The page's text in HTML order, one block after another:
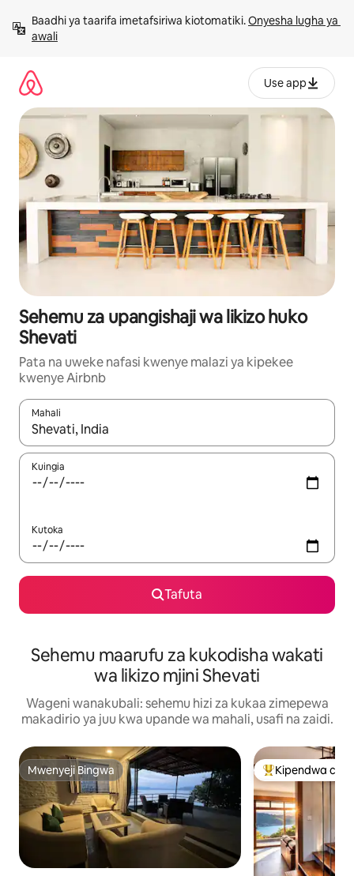
kwenda
kwenye
Baadhi ya taarifa imetafsiriwa kiotomatiki. Onyesha lugha ya
awali
Use app
Sehemu za upangishaji wa likizo huko
Shevati
Pata na uweke nafasi kwenye malazi ya kipekee
kwenye Airbnb
Mahali
Wakati matokeo yanapatikana, vinjari kwa kutumia vitufe vya
Kuingia
Kutoka
Tafuta
Sehemu maarufu za kukodisha wakati
wa likizo mjini Shevati
Wageni wanakubali: sehemu hizi za kukaa zimepewa
makadirio ya juu kwa upande wa mahali, usafi na zaidi.
Mwenyeji Bingwa
Mwenyeji Bingwa Kipendwa
Kipendwa cha